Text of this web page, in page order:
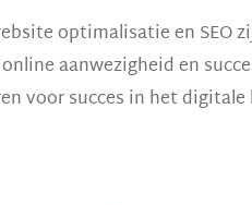
optimalisatie en SEO
aanwezigheid en
voor succes in het digitale